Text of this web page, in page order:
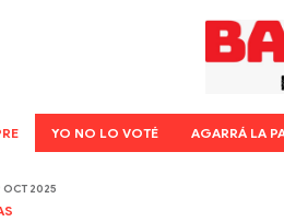
YO NO LO VOTÉ AGARRÁ LA
OCT 2025